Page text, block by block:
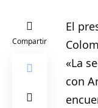
Compartir
El
«La
con